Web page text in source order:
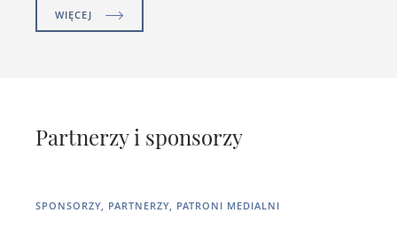
WIĘCEJ
Partnerzy i sponsorzy
SPONSORZY, PARTNERZY, PATRONI MEDIALNI